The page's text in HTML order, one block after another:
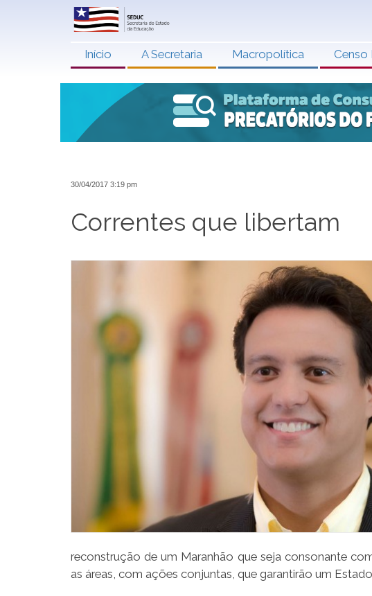
Início A Secretaria Macropolítica Censo
30/04/2017 3:19 pm
Correntes que libertam
reconstrução de um Maranhão que seja consonante
as áreas, com ações conjuntas, que garantirão um